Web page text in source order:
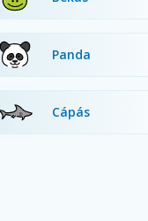
Panda
Cápás